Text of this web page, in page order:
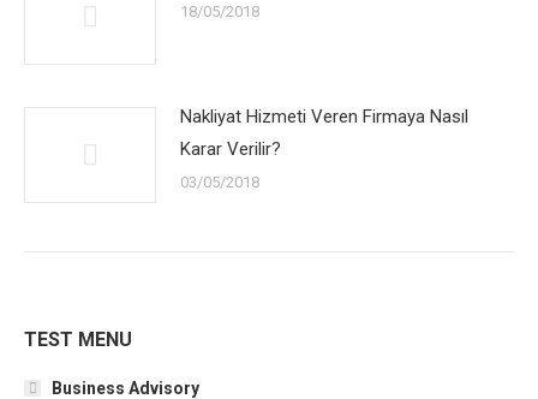
18/05/2018
Nakliyat Hizmeti Veren Firmaya Nasıl
Karar Verilir?
03/05/2018
TEST MENU
Business Advisory